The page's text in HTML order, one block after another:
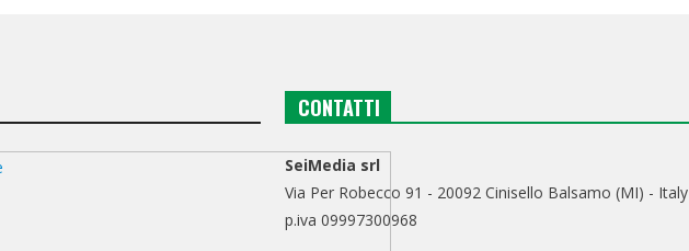
CONTATTI
SeiMedia srl
Via Per Robecco 91 - 20092 Cinisello Balsamo (MI) - Italy
p.iva 09997300968